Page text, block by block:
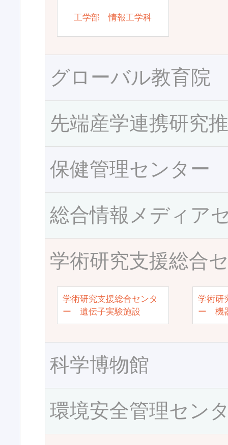
工学部 情報工学科
グローバル教育院
先端産学連携研究
保健管理センター
総合情報メディア
学術研究支援総合
学術研究支援総合センタ
ー 遺伝子実験施設
学術研
ー 機
科学博物館
環境安全管理セン